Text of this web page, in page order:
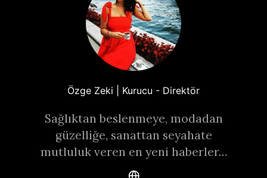
Özge Zeki | Kurucu - Direktör
Sağlıktan beslenmeye, modadan
güzelliğe, sanattan seyahate
mutluluk veren en yeni haberler…